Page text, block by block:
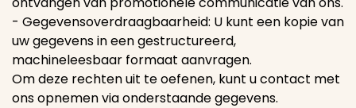
- Gegevensoverdraagbaarheid: U kunt een kopie van
uw gegevens in een gestructureerd,
machineleesbaar formaat aanvragen.
Om deze rechten uit te oefenen, kunt u contact met
ons opnemen via onderstaande gegevens.